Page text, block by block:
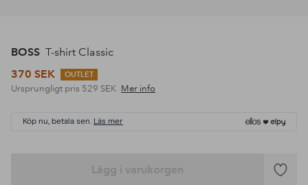
BOSS T-shirt Classic
370 SEK
OUTLET
Ursprungligt pris 529 SEK Mer info
Köp nu, betala sen. Läs mer
Lägg i varukorgen
Lägg